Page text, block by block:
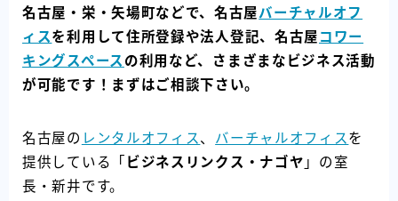
名古屋・栄・矢場町などで、名古屋バーチャルオフ
ィスを利用して住所登録や法人登記、名古屋 コワー
キングスペース の利用など、さまざまなビジネス活動
が可能です！まずはご相談下さい。
名古屋の レンタルオフィス 、 バーチャルオフィス を
提供している「 ビジネスリンクス・ナゴヤ 」の室
長・新井です。